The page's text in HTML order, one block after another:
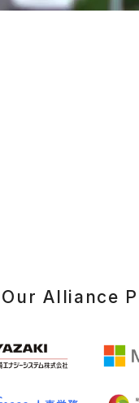
Our Alliance